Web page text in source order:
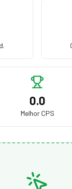
0.0
Melhor CPS